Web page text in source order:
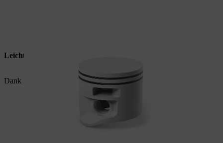
Leichter
Dank Magnesiumkolben wird Gewicht gespart.